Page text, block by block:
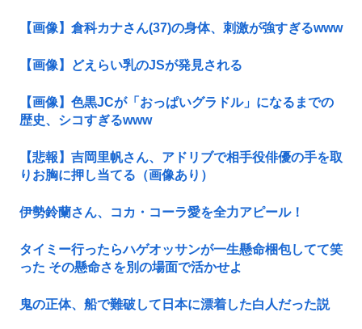
【画像】倉科カナさん(37)の身体、刺激が強すぎるwww
【画像】どえらい乳のJSが発見される
【画像】色黒JCが「おっぱいグラドル」になるまでの
歴史、シコすぎるwww
【悲報】吉岡里帆さん、アドリブで相手役俳優の手を取
りお胸に押し当てる（画像あり）
伊勢鈴蘭さん、コカ・コーラ愛を全力アピール！
タイミー行ったらハゲオッサンが一生懸命梱包してて笑
った その懸命さを別の場面で活かせよ
鬼の正体、船で難破して日本に漂着した白人だった説